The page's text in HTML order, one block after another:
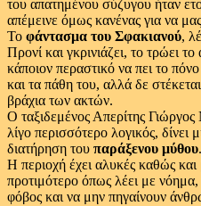
του απατημένου σύζυγου ήταν
απέμεινε όμως κανένας για να
Το φάντασμα του Σφακιανού,
Προνί και γκρινιάζει, το τρώει
κάποιον περαστικό να πει το
και τα πάθη του, αλλά δε
βράχια των ακτών.
Ο ταξιδεμένος Απερίτης Γιώργος
λίγο περισσότερο λογικός, δίνει
διατήρηση του παράξενου μύθου.
Η περιοχή έχει αλυκές καθώς και
προτιμότερο όπως λέει με νόημα,
φόβος και να μην πηγαίνουν